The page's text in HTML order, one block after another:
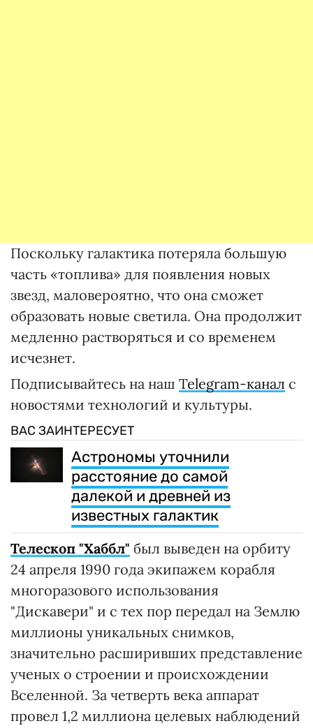
Поскольку галактика потеряла большую
часть «топлива» для появления новых
звезд, маловероятно, что она сможет
образовать новые светила. Она продолжит
медленно растворяться и со временем
исчезнет.
Подписывайтесь на наш Telegram-канал с
новостями технологий и культуры.
ВАС ЗАИНТЕРЕСУЕТ
Астрономы уточнили
расстояние до самой
далекой и древней из
известных галактик
Телескоп "Хаббл" был выведен на орбиту
24 апреля 1990 года экипажем корабля
многоразового использования
"Дискавери" и с тех пор передал на Землю
миллионы уникальных снимков,
значительно расширивших представление
ученых о строении и происхождении
Вселенной. За четверть века аппарат
провел 1,2 миллиона целевых наблюдений